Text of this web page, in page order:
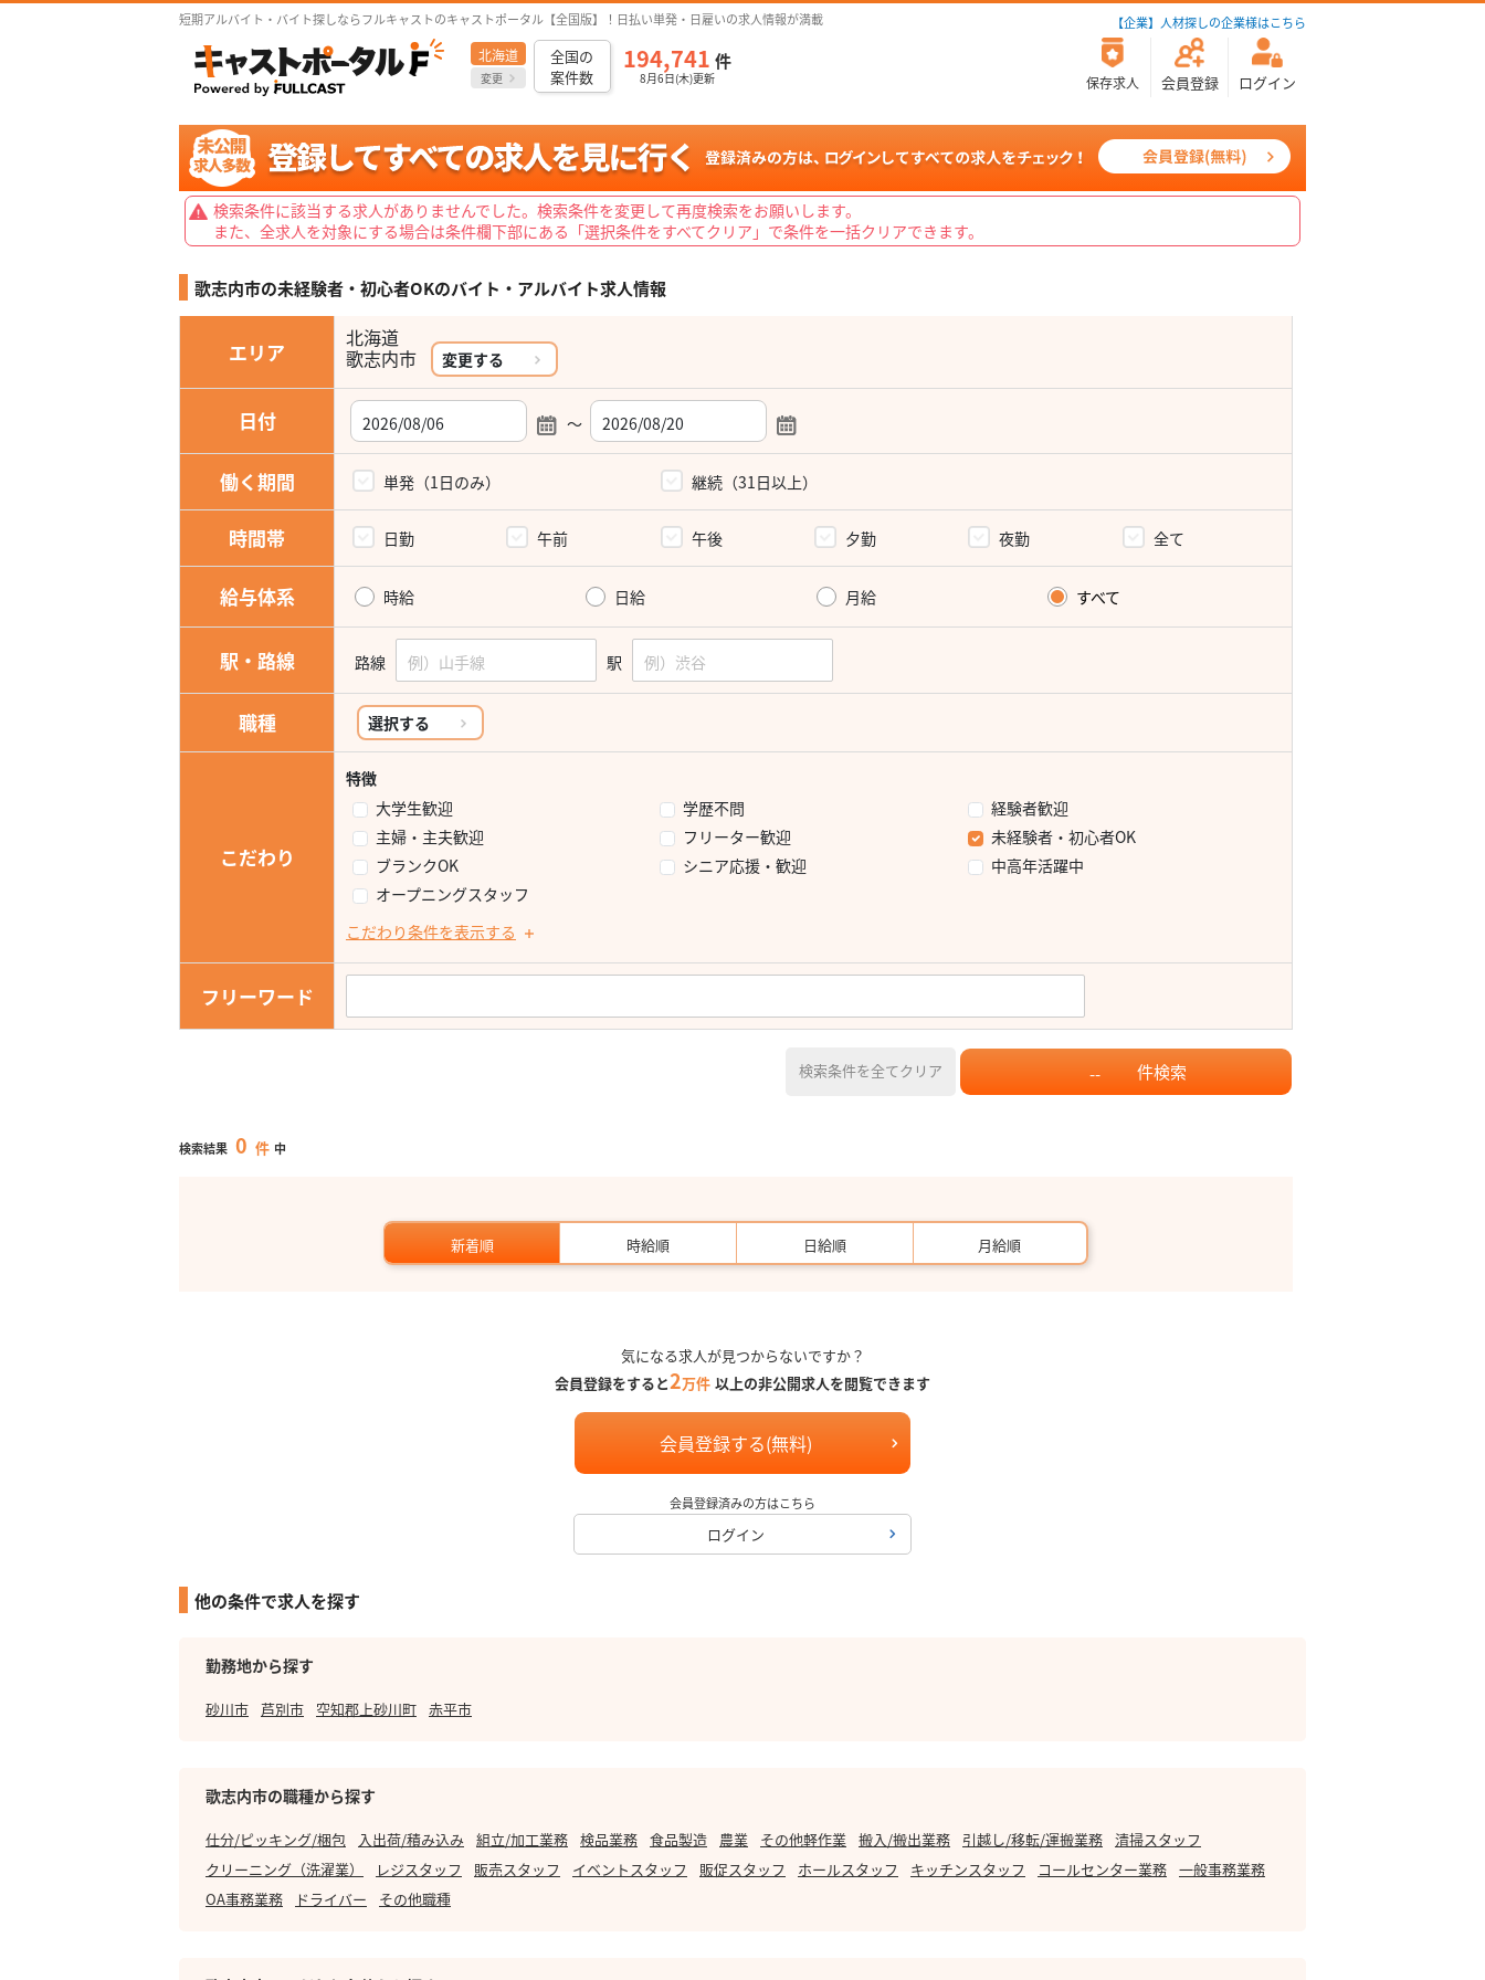
短期アルバイト・バイト探しならフルキャストのキャストポータル【全国版】！日払い単発・日雇いの求人情報が満載 【企業】人材探しの企業様はこちら
北海道
変更
全国の
案件数
194,741 件
8月6日(木)更新 保存求人 会員登録 ログイン
検索条件に該当する求人がありませんでした。検索条件を変更して再度検索をお願いします。
また、全求人を対象にする場合は条件欄下部にある「選択条件をすべてクリア」で条件を一括クリアできます。
歌志内市の未経験者・初心者OKのバイト・アルバイト求人情報
エリア
北海道
歌志内市 変更する
日付 ～
働く期間 単発（1日のみ） 継続（31日以上）
時間帯 日勤 午前 午後 夕勤 夜勤 全て
給与体系 時給 日給 月給 すべて
駅・路線 路線 駅
職種 選択する
こだわり
特徴
大学生歓迎
学歴不問
経験者歓迎
主婦・主夫歓迎
フリーター歓迎
未経験者・初心者OK
ブランクOK
シニア応援・歓迎
中高年活躍中
オープニングスタッフ
こだわり条件を表示する
フリーワード
検索条件を全てクリア -- 件検索
検索結果 0 件 中
新着順 時給順 日給順 月給順
気になる求人が見つからないですか？
会員登録をすると2万件 以上の非公開求人を閲覧できます
会員登録する(無料)
会員登録済みの方はこちら
ログイン
他の条件で求人を探す
勤務地から探す
砂川市 芦別市 空知郡上砂川町 赤平市
歌志内市の職種から探す
仕分/ピッキング/梱包 入出荷/積み込み 組立/加工業務 検品業務 食品製造 農業 その他軽作業 搬入/搬出業務 引越し/移転/運搬業務 清掃スタッフ
クリーニング（洗濯業）
レジスタッフ 販売スタッフ イベントスタッフ 販促スタッフ ホールスタッフ キッチンスタッフ コールセンター業務 一般事務業務
OA事務業務
ドライバー その他職種